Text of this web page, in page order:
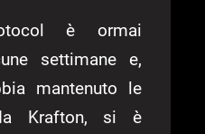
è ormai
settimane e,
mantenuto le
Krafton, si è